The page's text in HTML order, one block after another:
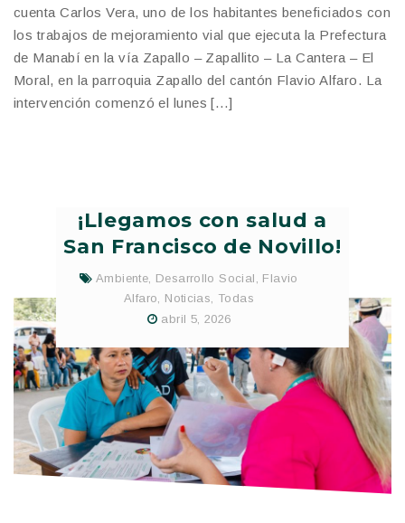
cuenta Carlos Vera, uno de los habitantes beneficiados con
los trabajos de mejoramiento vial que ejecuta la Prefectura
de Manabí en la vía Zapallo – Zapallito – La Cantera – El
Moral, en la parroquia Zapallo del cantón Flavio Alfaro. La
intervención comenzó el lunes […]
¡Llegamos con salud a
San Francisco de Novillo!
Ambiente, Desarrollo Social , Flavio
Alfaro, Noticias, Todas
abril 5, 2026